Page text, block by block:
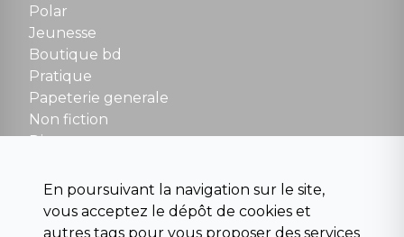
NOUS CONTACTER
contact@la-griffe-noire.com
Polar
Jeunesse
Boutique bd
Pratique
Papeterie generale
Non fiction
Divers
Beaux livres et art
Para scolaire
Histoire
En poursuivant la navigation sur le site,
vous acceptez le dépôt de cookies et
autres tags pour vous proposer des services